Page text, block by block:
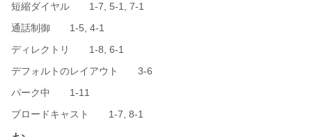
短縮ダイヤル 1-7, 5-1, 7-1
通話制御 1-5, 4-1
ディレクトリ 1-8, 6-1
デフォルトのレイアウト 3-6
パーク中 1-11
ブロードキャスト 1-7, 8-1